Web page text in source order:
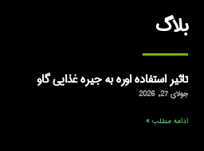
بلاگ
تاثیر استفاده اوره به جیره غذایی گاو
جولای 27, 2026
ادامه مطلب »